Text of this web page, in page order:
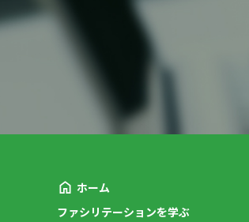
ホーム
ファシリテーションを学ぶ